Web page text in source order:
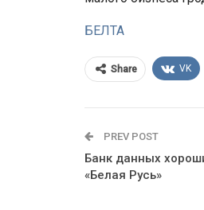
БЕЛТА
Share VK
PREV POST
Банк данных
«Белая Русь»